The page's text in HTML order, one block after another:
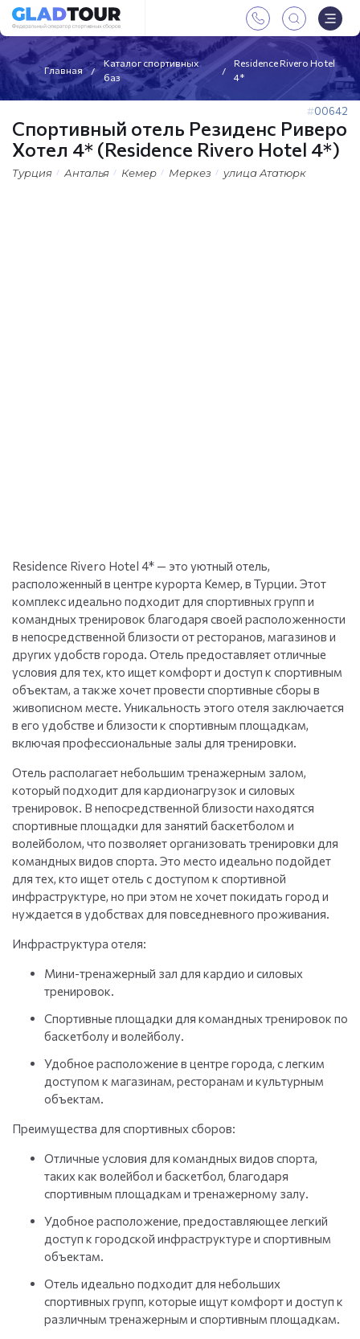
Главная
Каталог спортивных
баз
Residence Rivero Hotel
4*
00642
Спортивный отель Резиденс Риверо
Хотел 4* (Residence Rivero Hotel 4*)
Турция Анталья Кемер Меркез улица Ататюрк
Residence Rivero Hotel 4* — это уютный отель,
расположенный в центре курорта Кемер, в Турции. Этот
комплекс идеально подходит для спортивных групп и
командных тренировок благодаря своей расположенности
в непосредственной близости от ресторанов, магазинов и
других удобств города. Отель предоставляет отличные
условия для тех, кто ищет комфорт и доступ к спортивным
объектам, а также хочет провести спортивные сборы в
живописном месте. Уникальность этого отеля заключается
в его удобстве и близости к спортивным площадкам,
включая профессиональные залы для тренировки.
Отель располагает небольшим тренажерным залом,
который подходит для кардионагрузок и силовых
тренировок. В непосредственной близости находятся
спортивные площадки для занятий баскетболом и
волейболом, что позволяет организовать тренировки для
командных видов спорта. Это место идеально подойдет
для тех, кто ищет отель с доступом к спортивной
инфраструктуре, но при этом не хочет покидать город и
нуждается в удобствах для повседневного проживания.
Инфраструктура отеля:
Мини-тренажерный зал для кардио и силовых
тренировок.
Спортивные площадки для командных тренировок по
баскетболу и волейболу.
Удобное расположение в центре города, с легким
доступом к магазинам, ресторанам и культурным
объектам.
Преимущества для спортивных сборов:
Отличные условия для командных видов спорта,
таких как волейбол и баскетбол, благодаря
спортивным площадкам и тренажерному залу.
Удобное расположение, предоставляющее легкий
доступ к городской инфраструктуре и спортивным
объектам.
Отель идеально подходит для небольших
спортивных групп, которые ищут комфорт и доступ к
различным тренажерным и спортивным площадкам.